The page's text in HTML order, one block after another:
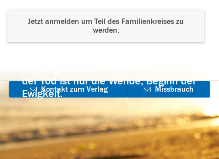
Jetzt anmelden um Teil des Familienkreises zu
werden.
der Tod ist nur die Wende, Beginn der
Ewigkeit.
Kontakt zum Verlag
aufnehmen
Missbrauch